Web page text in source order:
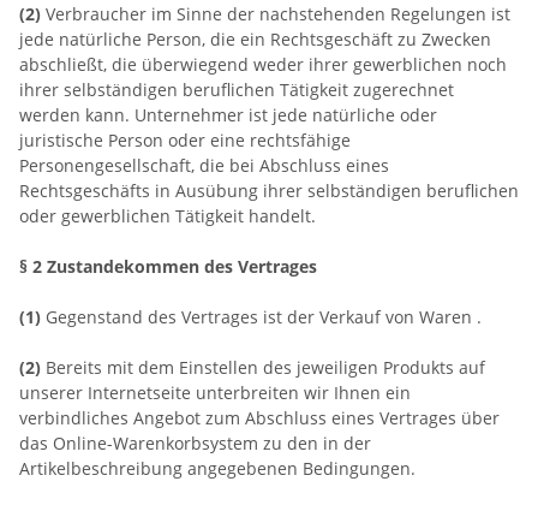
(2) Verbraucher im Sinne der nachstehenden Regelungen ist
jede natürliche Person, die ein Rechtsgeschäft zu Zwecken
abschließt, die überwiegend weder ihrer gewerblichen noch
ihrer selbständigen beruflichen Tätigkeit zugerechnet
werden kann. Unternehmer ist jede natürliche oder
juristische Person oder eine rechtsfähige
Personengesellschaft, die bei Abschluss eines
Rechtsgeschäfts in Ausübung ihrer selbständigen beruflichen
oder gewerblichen Tätigkeit handelt.
§ 2 Zustandekommen des Vertrages
(1) Gegenstand des Vertrages ist der Verkauf von Waren .
(2) Bereits mit dem Einstellen des jeweiligen Produkts auf
unserer Internetseite unterbreiten wir Ihnen ein
verbindliches Angebot zum Abschluss eines Vertrages über
das Online-Warenkorbsystem zu den in der
Artikelbeschreibung angegebenen Bedingungen.